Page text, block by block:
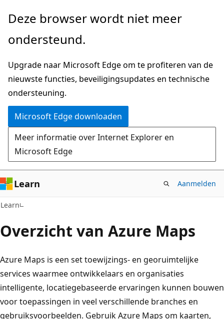
Naar
gaan
Deze browser wordt niet meer
ondersteund.
Upgrade naar Microsoft Edge om te profiteren van de
nieuwste functies, beveiligingsupdates en technische
ondersteuning.
Microsoft Edge downloaden
Meer informatie over Internet Explorer en
Microsoft Edge
Learn Aanmelden
Learn
Overzicht van Azure Maps
Azure Maps is een set toewijzings- en georuimtelijke
services waarmee ontwikkelaars en organisaties
intelligente, locatiegebaseerde ervaringen kunnen bouwen
voor toepassingen in veel verschillende branches en
gebruiksvoorbeelden. Gebruik Azure Maps om kaarten,